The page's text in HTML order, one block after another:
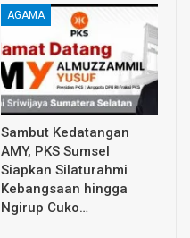
AGAMA
Sambut Kedatangan
AMY, PKS Sumsel
Siapkan Silaturahmi
Kebangsaan hingga
Ngirup Cuko…